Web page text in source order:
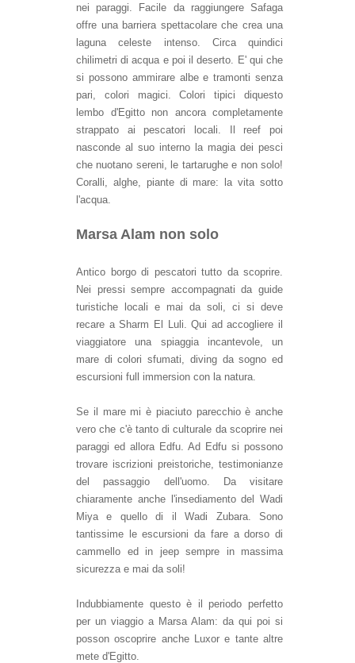
nei paraggi. Facile da raggiungere Safaga
offre una barriera spettacolare che crea una
laguna celeste intenso. Circa quindici
chilimetri di acqua e poi il deserto. E' qui che
si possono ammirare albe e tramonti senza
pari, colori magici. Colori tipici diquesto
lembo d'Egitto non ancora completamente
strappato ai pescatori locali. Il reef poi
nasconde al suo interno la magia dei pesci
che nuotano sereni, le tartarughe e non solo!
Coralli, alghe, piante di mare: la vita sotto
l'acqua.
Marsa Alam non solo
Antico borgo di pescatori tutto da scoprire.
Nei pressi sempre accompagnati da guide
turistiche locali e mai da soli, ci si deve
recare a Sharm El Luli. Qui ad accogliere il
viaggiatore una spiaggia incantevole, un
mare di colori sfumati, diving da sogno ed
escursioni full immersion con la natura.
Se il mare mi è piaciuto parecchio è anche
vero che c'è tanto di culturale da scoprire nei
paraggi ed allora Edfu. Ad Edfu si possono
trovare iscrizioni preistoriche, testimonianze
del passaggio dell'uomo. Da visitare
chiaramente anche l'insediamento del Wadi
Miya e quello di il Wadi Zubara. Sono
tantissime le escursioni da fare a dorso di
cammello ed in jeep sempre in massima
sicurezza e mai da soli!
Indubbiamente questo è il periodo perfetto
per un viaggio a Marsa Alam: da qui poi si
posson oscoprire anche Luxor e tante altre
mete d'Egitto.